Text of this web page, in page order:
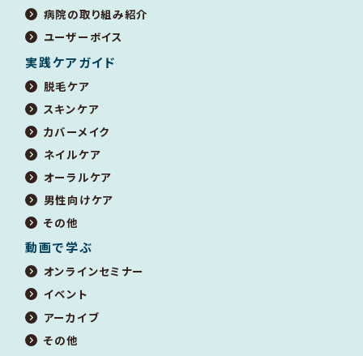
病院の取り組み紹介
ユーザーボイス
実践ケアガイド
脱毛ケア
スキンケア
カバーメイク
ネイルケア
オーラルケア
男性向けケア
その他
動画で学ぶ
オンラインセミナー
イベント
アーカイブ
その他